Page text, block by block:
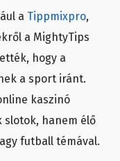
a Tippmixpro,
a MightyTips
hogy a
a sport iránt.
kaszinó
slotok, hanem élő
futball témával.